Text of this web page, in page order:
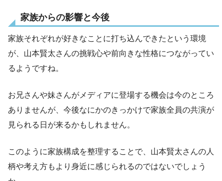
家族からの影響と今後
家族それぞれが好きなことに打ち込んできたという環境
が、山本賢太さんの挑戦心や前向きな性格につながってい
るようですね。
お兄さんや妹さんがメディアに登場する機会は今のところ
ありませんが、今後なにかのきっかけで家族全員の共演が
見られる日が来るかもしれません。
このように家族構成を整理することで、山本賢太さんの人
柄や考え方もより身近に感じられるのではないでしょう